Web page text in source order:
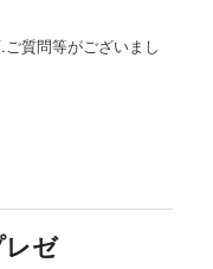
質問等がございまし
ゼ